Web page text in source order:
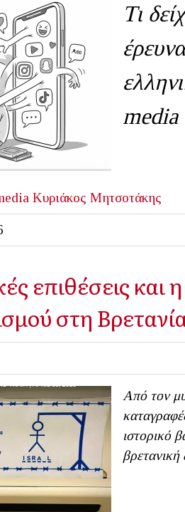
Τι
media
Κυριάκος Μητσοτάκης
επιθέσεις και
στη
Από τον
ιστορικό
βρετανική